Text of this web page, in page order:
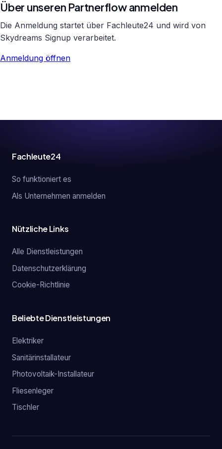
Über unseren Partnerflow anmelden
Die Anmeldung startet über Fachleute24 und wird von
Skydreams Signup verarbeitet.
Anmeldung öffnen
Fachleute24
So funktioniert es
Als Unternehmen anmelden
Nützliche Links
Alle Dienstleistungen
Datenschutzerklärung
Cookie-Richtlinie
Beliebte Dienstleistungen
Elektriker
Sanitärinstallateur
Photovoltaik-Installateur
Fliesenleger
Tischler